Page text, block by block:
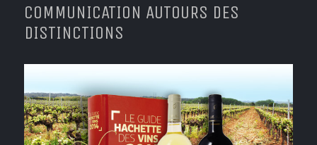
COMMUNICATION AUTOURS DES
DISTINCTIONS